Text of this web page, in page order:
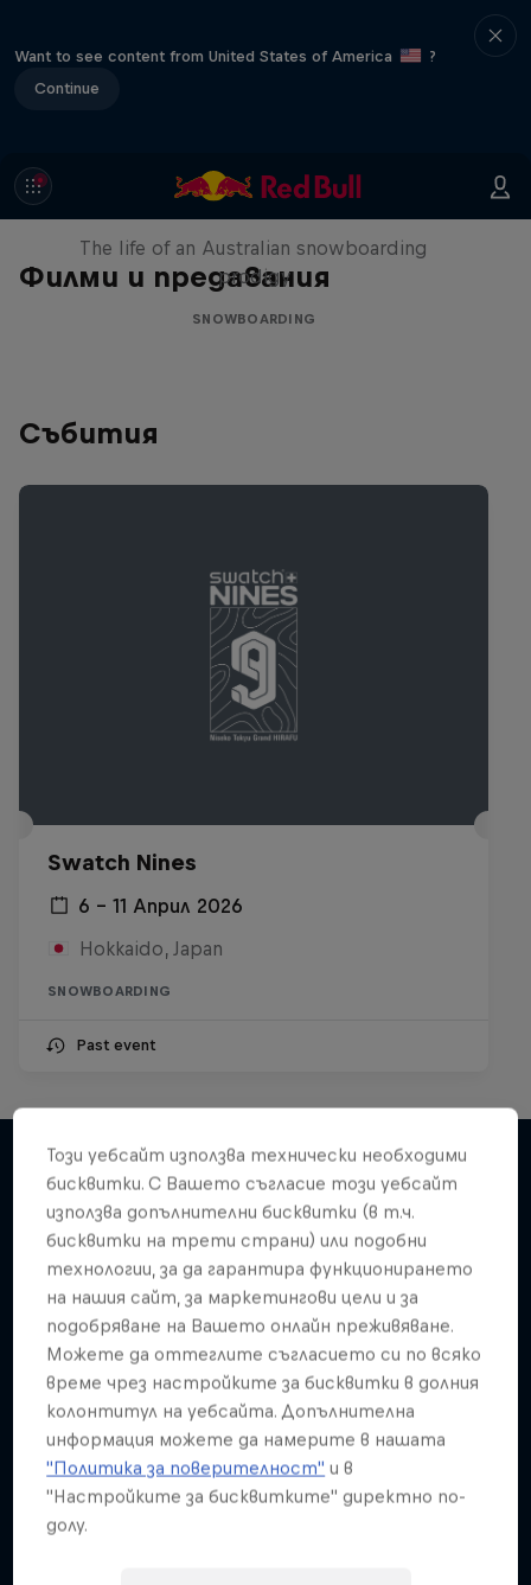
Want to see content from United States of America
?
Continue
Филми и предавания
Volare: Valentino Guseli
The life of an Australian snowboarding
prodigy
SNOWBOARDING
Събития
Swatch Nines
6 – 11 Април 2026
Hokkaido, Japan
SNOWBOARDING
Past event
Подобни
Този уебсайт използва технически необходими
бисквитки. С Вашето съгласие този уебсайт
използва допълнителни бисквитки (в т.ч.
бисквитки на трети страни) или подобни
технологии, за да гарантира функционирането
на нашия сайт, за маркетингови цели и за
подобряване на Вашето онлайн преживяване.
Можете да оттеглите съгласието си по всяко
време чрез настройките за бисквитки в долния
колонтитул на уебсайта. Допълнителна
информация можете да намерите в нашата
"Политика за поверителност" и в
"Настройките за бисквитките" директно по-
долу.